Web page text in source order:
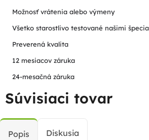
Možnosť vrátenia alebo výmeny
Všetko starostlivo testované našimi
Preverená kvalita
12 mesiacov záruka
24-mesačná záruka
Súvisiaci tovar
Popis Diskusia